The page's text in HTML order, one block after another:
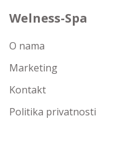
Welness-Spa
O nama
Marketing
Kontakt
Politika privatnosti